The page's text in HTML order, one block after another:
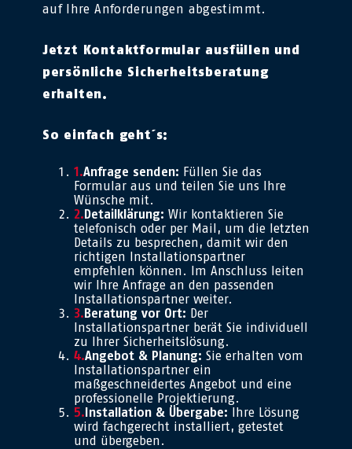
auf Ihre Anforderungen abgestimmt.
Jetzt Kontaktformular ausfüllen und
persönliche Sicherheitsberatung
erhalten.
So einfach geht´s:
Anfrage senden: Füllen Sie das
Formular aus und teilen Sie uns Ihre
Wünsche mit.
Detailklärung: Wir kontaktieren Sie
telefonisch oder per Mail, um die letzten
Details zu besprechen, damit wir den
richtigen Installationspartner
empfehlen können. Im Anschluss leiten
wir Ihre Anfrage an den passenden
Installationspartner weiter.
Beratung vor Ort: Der
Installationspartner berät Sie individuell
zu Ihrer Sicherheitslösung.
Angebot & Planung: Sie erhalten vom
Installationspartner ein
maßgeschneidertes Angebot und eine
professionelle Projektierung.
Installation & Übergabe: Ihre Lösung
wird fachgerecht installiert, getestet
und übergeben.